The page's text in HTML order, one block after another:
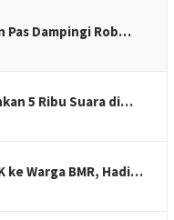
Pas Dampingi Rob…
5 Ribu Suara di…
ke Warga BMR, Hadi…